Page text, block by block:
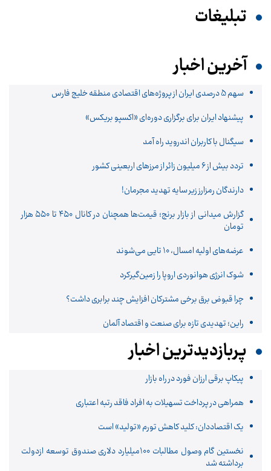
تبلیغات
آخرین اخبار
سهم 5 درصدی ایران از پروژه‌های اقتصادی منطقه خلیج فارس
پیشنهاد ایران برای برگزاری دوره‌ای «اکسپو بریکس»
سیگنال با کاربران اندروید راه آمد
تردد بیش از ۶ میلیون زائر از مرزهای اربعینی کشور
دارندگان رمزارز زیر سایه تهدید مجرمان!
گزارش میدانی از بازار برنج؛ قیمت‌ها همچنان در کانال ۴۵۰ تا ۵۵۰ هزار
تومان
عرضه‌های اولیه امسال، 10 تایی می‌شوند
شوک انرژی هوانوردی اروپا را زمین‌گیر‌کرد
چرا قبوض برق برخی مشترکان افزایش چند برابری داشت؟
راین؛ تهدیدی تازه برای صنعت و اقتصاد آلمان
پربازدیدترین اخبار
پیکاپ برقی ارزان فورد در راه بازار
همراهی در پرداخت تسهیلات به افراد فاقد رتبه اعتباری
یک اقتصاددان: کلید کاهش تورم «تولید» است
نخستین گام وصول مطالبات 100میلیارد دلاری صندوق توسعه ازدولت
برداشته شد